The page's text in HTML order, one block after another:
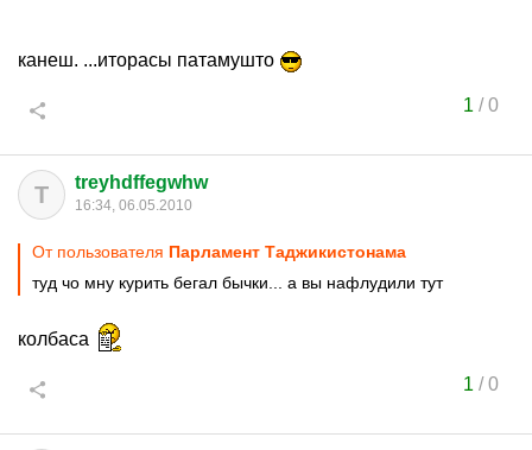
канеш. ...иторасы патамушто
1 /0
T treyhdffegwhw
16:34, 06.05.2010
От пользователя Парламент Таджикистонама
туд чо мну курить бегал бычки... а вы нафлудили тут
колбаса
1 /0